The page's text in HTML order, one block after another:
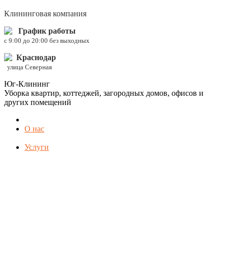
Клининговая компания
График работы
c 9:00 до 20:00 без выходных
Краснодар
улица Северная
Юг-Клининг
Уборка квартир, коттеджей, загородных домов, офисов и
других помещений
О нас
Услуги